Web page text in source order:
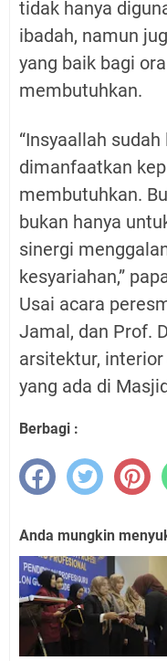
tidak hanya
ibadah, namun
yang baik bagi
membutuhkan.
“Insyaallah
dimanfaatkan
membutuhkan.
bukan hanya
sinergi
kesyariahan,”
Usai acara
Jamal, dan Prof.
arsitektur,
yang ada di
Berbagi :
Anda mungkin